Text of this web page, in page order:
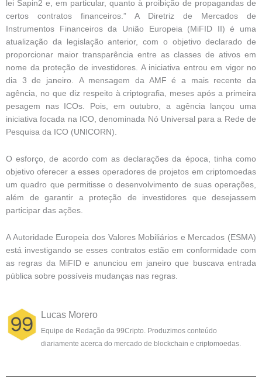
lei Sapin2 e, em particular, quanto à proibição de propagandas de
certos contratos financeiros.” A Diretriz de Mercados de
Instrumentos Financeiros da União Europeia (MiFID II) é uma
atualização da legislação anterior, com o objetivo declarado de
proporcionar maior transparência entre as classes de ativos em
nome da proteção de investidores. A iniciativa entrou em vigor no
dia 3 de janeiro. A mensagem da AMF é a mais recente da
agência, no que diz respeito à criptografia, meses após a primeira
pesagem nas ICOs. Pois, em outubro, a agência lançou uma
iniciativa focada na ICO, denominada Nó Universal para a Rede de
Pesquisa da ICO (UNICORN).
O esforço, de acordo com as declarações da época, tinha como
objetivo oferecer a esses operadores de projetos em criptomoedas
um quadro que permitisse o desenvolvimento de suas operações,
além de garantir a proteção de investidores que desejassem
participar das ações.
A Autoridade Europeia dos Valores Mobiliários e Mercados (ESMA)
está investigando se esses contratos estão em conformidade com
as regras da MiFID e anunciou em janeiro que buscava entrada
pública sobre possíveis mudanças nas regras.
Lucas Morero
Equipe de Redação da 99Cripto. Produzimos conteúdo
diariamente acerca do mercado de blockchain e criptomoedas.